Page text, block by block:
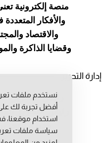
منصة إلكترونية
والأفكار
والاقتصاد
وقضايا الذاكرة
إدارة التحرير
رئيس التحرير:
رئيس التحرير
مديرة
نستخدم ملفات
أفضل تجربة لك
استخدام
سياسة ملفات تعريف